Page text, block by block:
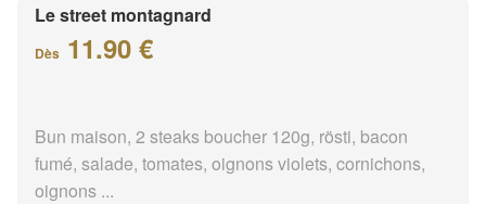
Le street montagnard
Dès 11.90 €
Bun maison, 2 steaks boucher 120g, rösti, bacon
fumé, salade, tomates, oignons violets, cornichons,
oignons ...